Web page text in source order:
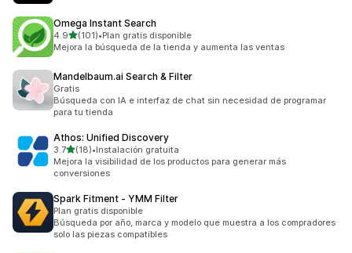
Omega Instant Search
4.9de 5 estrellas
(101)
101 reseñas en total
•Plan gratis disponible
Mejora la búsqueda de la tienda y aumenta las ventas
Mandelbaum.ai Search & Filter
Gratis
Búsqueda con IA e interfaz de chat sin necesidad de programar
para tu tienda
Athos: Unified Discovery
3.7de 5 estrellas
(18)
18 reseñas en total
•Instalación gratuita
Mejora la visibilidad de los productos para generar más
conversiones
Spark Fitment ‑ YMM Filter
Plan gratis disponible
Búsqueda por año, marca y modelo que muestra a los compradores
solo las piezas compatibles